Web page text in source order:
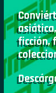
ficción,